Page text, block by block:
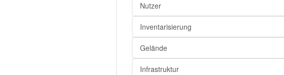
Nutzer
Inventarisierung
Gelände
Infrastruktur